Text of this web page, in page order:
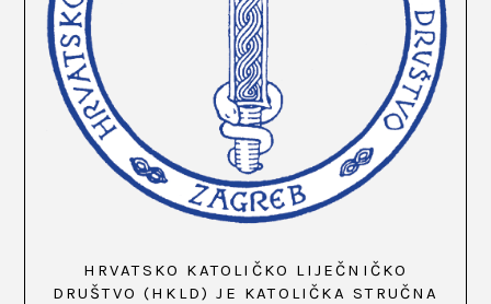
HRVATSKO KATOLIČKO LIJEČNIČKO
DRUŠTVO (HKLD) JE KATOLIČKA STRUČNA